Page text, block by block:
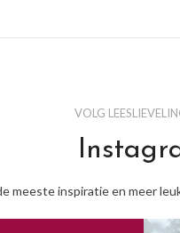
VOLG
meeste inspiratie en meer